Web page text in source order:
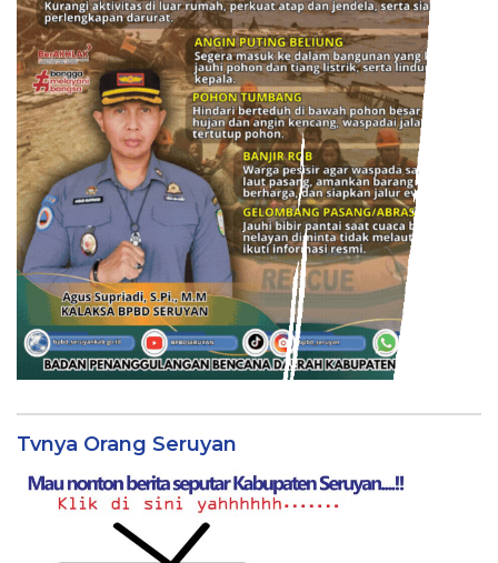
Tvnya Orang Seruyan